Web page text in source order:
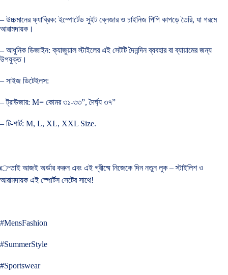
– উচ্চমানের ফ্যাব্রিক: ইম্পোর্টেড সুইট ব্লেজার ও চাইনিজ পিপি কাপড়ে তৈরি, যা গরমে
আরামদায়ক।
– আধুনিক ডিজাইন: ক্যাজুয়াল স্টাইলের এই সেটটি দৈনন্দিন ব্যবহার বা ব্যায়ামের জন্য
উপযুক্ত।
– সাইজ ডিটেইলস:
– ট্রাউজার: M= কোমর ৩১-৩৩”, দৈর্ঘ্য ৩৭”
– টি-শার্ট: M, L, XL, XXL Size.
👉তাই আজই অর্ডার করুন এবং এই গ্রীষ্মে নিজেকে দিন নতুন লুক – স্টাইলিশ ও
আরামদায়ক এই স্পোর্টস সেটের সাথে!
#MensFashion
#SummerStyle
#Sportswear